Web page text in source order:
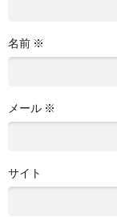
名前 ※
メール ※
サイト